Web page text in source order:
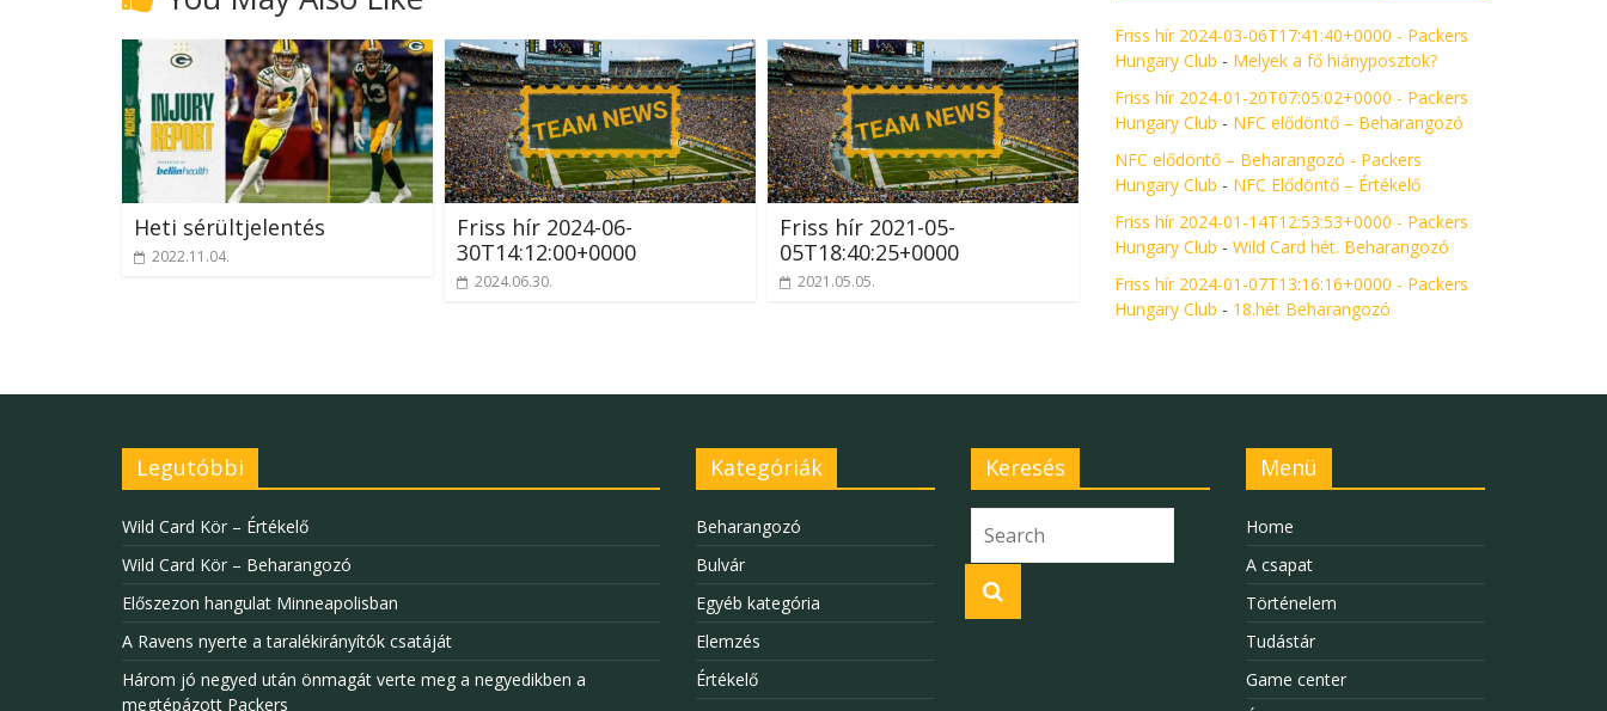
Heti sérültjelentés
2022.11.04.
Friss hír 2024-06-
30T14:12:00+0000
2024.06.30.
Friss hír 2021-05-
05T18:40:25+0000
2021.05.05.
Friss hír 2024-03-06T17:41:40+0000 - Packers
Hungary Club - Melyek a fő hiányposztok?
Friss hír 2024-01-20T07:05:02+0000 - Packers
Hungary Club - NFC elődöntő – Beharangozó
NFC elődöntő – Beharangozó - Packers
Hungary Club - NFC Elődöntő – Értékelő
Friss hír 2024-01-14T12:53:53+0000 - Packers
Hungary Club - Wild Card hét. Beharangozó
Friss hír 2024-01-07T13:16:16+0000 - Packers
Hungary Club - 18.hét Beharangozó
Legutóbbi
Wild Card Kör – Értékelő
Wild Card Kör – Beharangozó
Előszezon hangulat Minneapolisban
A Ravens nyerte a taralékirányítók csatáját
Három jó negyed után önmagát verte meg a negyedikben a
megtépázott Packers
Kategóriák
Beharangozó
Bulvár
Egyéb kategória
Elemzés
Értékelő
Keresés Menü
Home
A csapat
Történelem
Tudástár
Game center